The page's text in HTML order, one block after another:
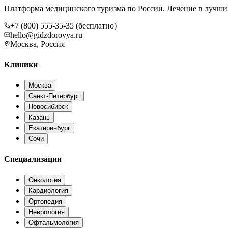
Платформа медицинского туризма по России. Лечение в
+7 (800) 555-35-35 (бесплатно)
hello@gidzdorovya.ru
Москва, Россия
Клиники
Москва
Санкт-Петербург
Новосибирск
Казань
Екатеринбург
Сочи
Специализации
Онкология
Кардиология
Ортопедия
Неврология
Офтальмология